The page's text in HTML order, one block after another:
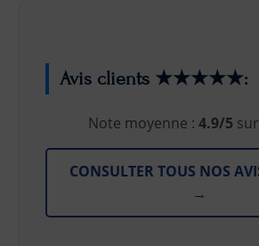
Avis clients ★★★★★:
Note moyenne : 4.9/5
CONSULTER TOUS NOS
→